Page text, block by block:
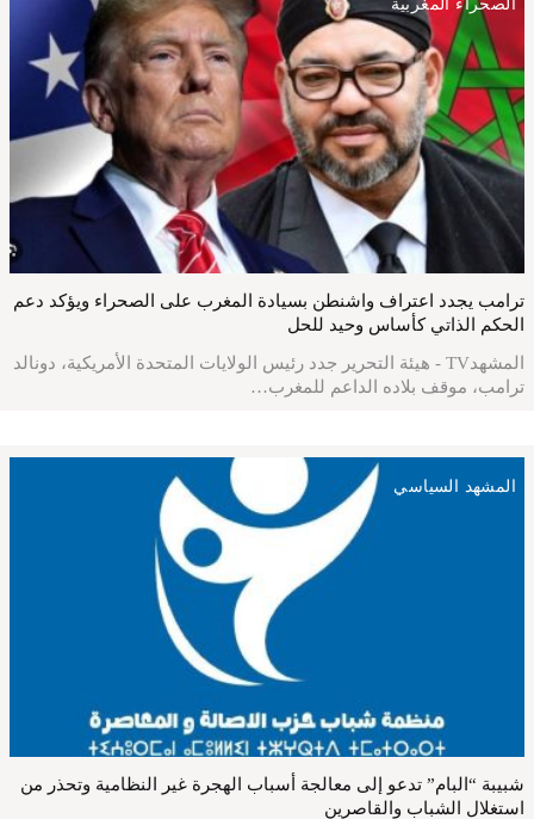
الصحراء المغربية
ترامب يجدد اعتراف واشنطن بسيادة المغرب على الصحراء ويؤكد دعم
الحكم الذاتي كأساس وحيد للحل
المشهدTV - هيئة التحرير جدد رئيس الولايات المتحدة الأمريكية، دونالد
ترامب، موقف بلاده الداعم للمغرب…
المشهد السياسي
شبيبة “البام” تدعو إلى معالجة أسباب الهجرة غير النظامية وتحذر من
استغلال الشباب والقاصرين